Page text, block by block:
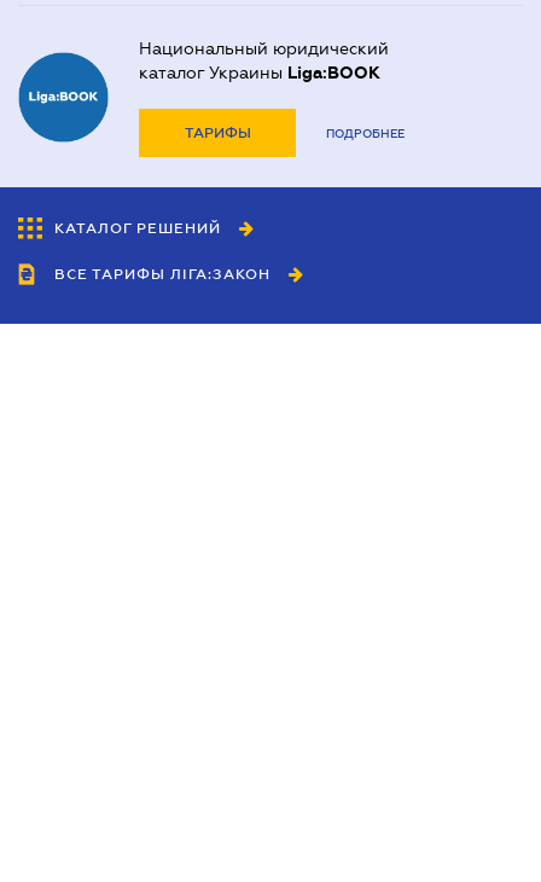
Национальный юридический
каталог Украины Liga:BOOK
ТАРИФЫ ПОДРОБНЕЕ
КАТАЛОГ РЕШЕНИЙ
ВСЕ ТАРИФЫ ЛІГА:ЗАКОН